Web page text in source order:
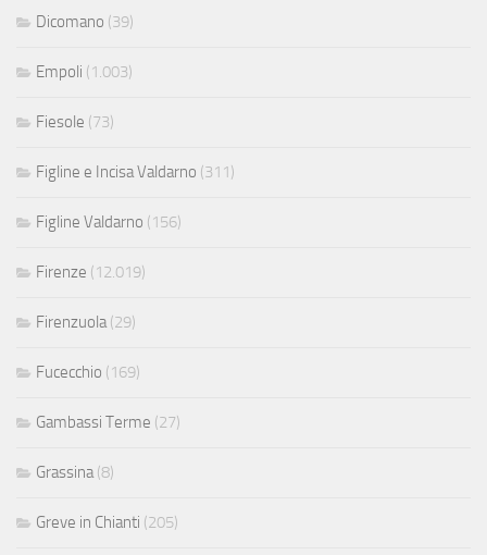
Dicomano (39)
Empoli (1.003)
Fiesole (73)
Figline e Incisa Valdarno (311)
Figline Valdarno (156)
Firenze (12.019)
Firenzuola(29)
Fucecchio (169)
Gambassi Terme (27)
Grassina(8)
Greve in Chianti (205)